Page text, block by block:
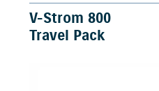
V-Strom 800
Travel Pack